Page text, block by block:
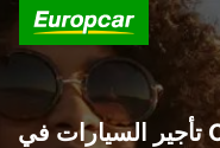
تأجير السيارات في Crissier : اكتشف جميع